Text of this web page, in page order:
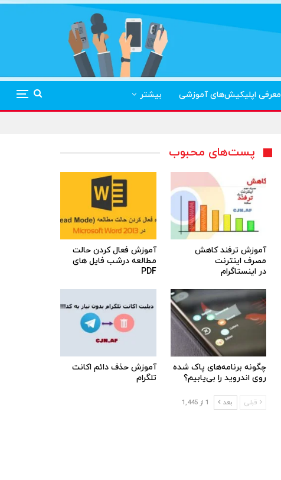
معرفی اپلیکیش‌های آموزشی بیشتر
پست‌های محبوب
آموزش ترفند کاهش
مصرف اینترنت
در اینستاگرام
آموزش فعال کردن حالت
مطالعه درشب فایل های
PDF
چگونه برنامه‌های پاک شده
روی اندروید را بی‌یابیم؟
آموزش حذف دائم اکانت
تلگرام
قبلی بعد 1 از 1,445